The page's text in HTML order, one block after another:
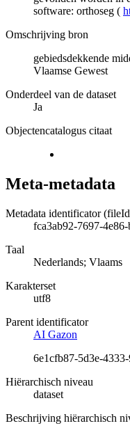
software: orthoseg (
Omschrijving bron
gebiedsdekkende
Vlaamse Gewest
Onderdeel van de dataset
Ja
Objectencatalogus citaat
Meta-metadata
Metadata identificator
fca3ab92-7697-
Taal
Nederlands; Vlaams
Karakterset
utf8
Parent identificator
AI Gazon
6e1cfb87-5d3e-
Hiërarchisch niveau
dataset
Beschrijving hiërarchisch